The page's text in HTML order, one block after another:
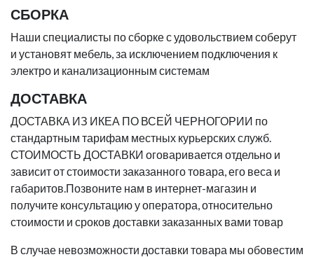
СБОРКА
Наши специалисты по сборке с удовольствием соберут
и установят мебель, за исключением подключения к
электро и канализационным системам
ДОСТАВКА
ДОСТАВКА ИЗ ИКЕА ПО ВСЕЙ ЧЕРНОГОРИИ по
стандартным тарифам местных курьерских служб.
СТОИМОСТЬ ДОСТАВКИ оговаривается отдельно и
зависит от стоимости заказанного товара, его веса и
габаритов.Позвоните нам в интернет-магазин и
получите консультацию у оператора, относительно
стоимости и сроков доставки заказанных вами товар
В случае невозможности доставки товара мы обовестим